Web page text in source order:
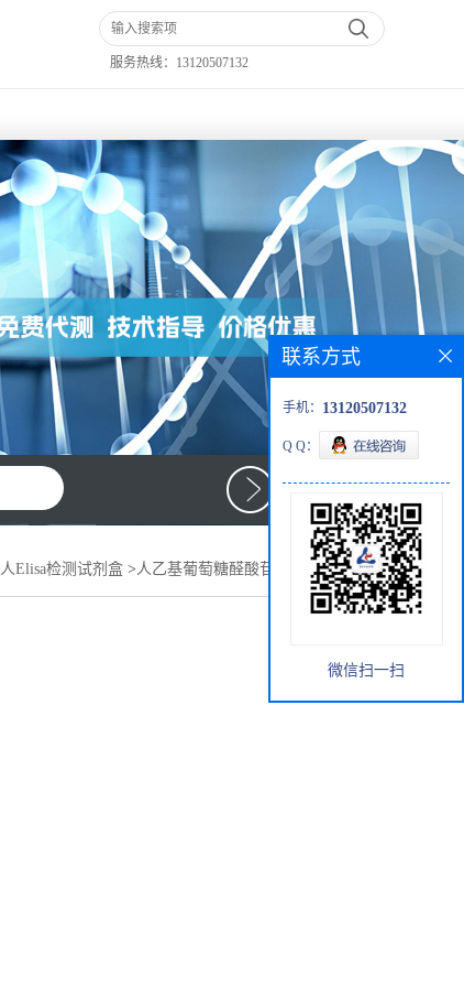
服务热线： 13120507132
人Elisa检测试剂盒 >人乙基葡萄糖醛酸苷(EtG)elisa试剂盒
联系方式
手机： 13120507132
Q Q：
微信扫一扫